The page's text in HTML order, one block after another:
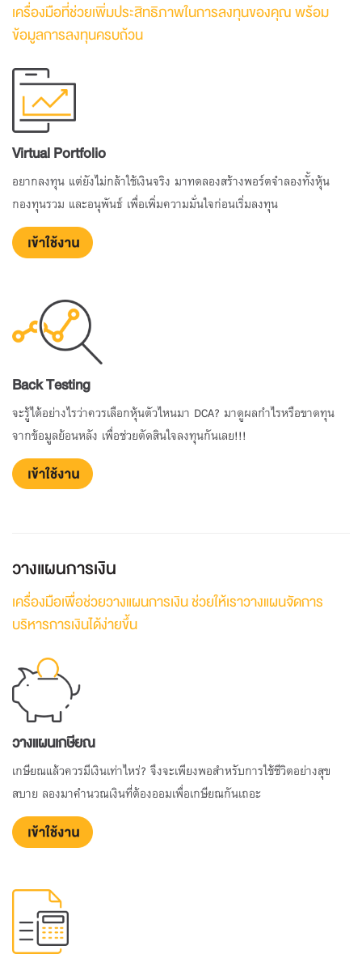
เครื่องมือที่ช่วยเพิ่มประสิทธิภาพในการลงทุนของคุณ พร้อม
ข้อมูลการลงทุนครบถ้วน
Virtual Portfolio
อยากลงทุน แต่ยังไม่กล้าใช้เงินจริง มาทดลองสร้างพอร์ตจำลองทั้งหุ้น
กองทุนรวม และอนุพันธ์ เพื่อเพิ่มความมั่นใจก่อนเริ่มลงทุน
Back Testing
จะรู้ได้อย่างไรว่าควรเลือกหุ้นตัวไหนมา DCA? มาดูผลกำไรหรือขาดทุน
จากข้อมูลย้อนหลัง เพื่อช่วยตัดสินใจลงทุนกันเลย!!!
วางแผนการเงิน
เครื่องมือเพื่อช่วยวางแผนการเงิน ช่วยให้เราวางแผนจัดการ
บริหารการเงินได้ง่ายขึ้น
วางแผนเกษียณ
เกษียณแล้วควรมีเงินเท่าไหร่? จึงจะเพียงพอสำหรับการใช้ชีวิตอย่างสุข
สบาย ลองมาคำนวณเงินที่ต้องออมเพื่อเกษียณกันเถอะ